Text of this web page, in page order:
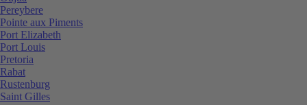
Pereybere
Pointe aux Piments
Port Elizabeth
Port Louis
Pretoria
Rabat
Rustenburg
Saint Gilles